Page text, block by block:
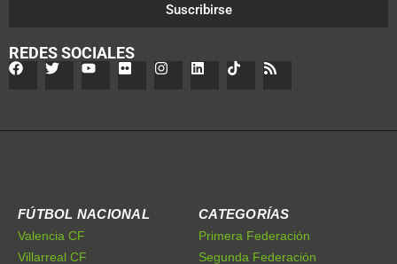
Suscribirse
REDES SOCIALES
FÚTBOL NACIONAL
Valencia CF
Villarreal CF
CATEGORÍAS
Primera Federación
Segunda Federación